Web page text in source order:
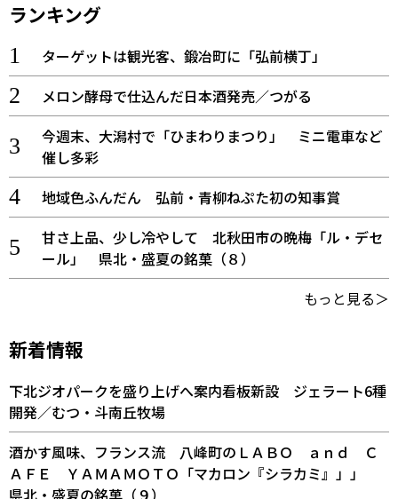
ランキング
ターゲットは観光客、鍛冶町に「弘前横丁」
メロン酵母で仕込んだ日本酒発売／つがる
今週末、大潟村で「ひまわりまつり」 ミニ電車など
催し多彩
地域色ふんだん 弘前・青柳ねぷた初の知事賞
甘さ上品、少し冷やして 北秋田市の晩梅「ル・デセ
ール」 県北・盛夏の銘菓（８）
もっと見る＞
新着情報
下北ジオパークを盛り上げへ案内看板新設 ジェラート6種
開発／むつ・斗南丘牧場
酒かす風味、フランス流 八峰町のＬＡＢＯ ａｎｄ Ｃ
ＡＦＥ ＹＡＭＡＭＯＴＯ「マカロン『シラカミ』」」
県北・盛夏の銘菓（９）